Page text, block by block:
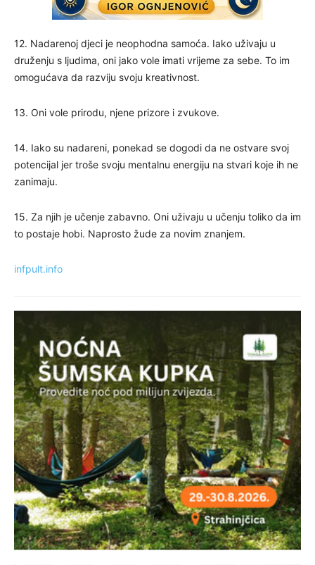
12. Nadarenoj djeci je neophodna samoća. Iako uživaju u
druženju s ljudima, oni jako vole imati vrijeme za sebe. To im
omogućava da razviju svoju kreativnost.
13. Oni vole prirodu, njene prizore i zvukove.
14. Iako su nadareni, ponekad se dogodi da ne ostvare svoj
potencijal jer troše svoju mentalnu energiju na stvari koje ih ne
zanimaju.
15. Za njih je učenje zabavno. Oni uživaju u učenju toliko da im
to postaje hobi. Naprosto žude za novim znanjem.
infpult.info